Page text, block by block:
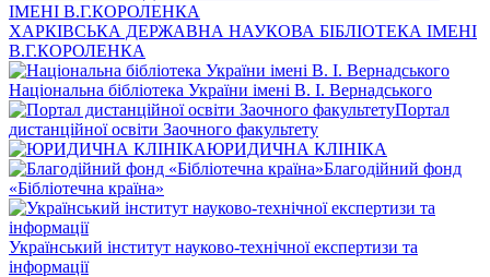
ХАРКІВСЬКА ДЕРЖАВНА НАУКОВА БІБЛІОТЕКА ІМЕНІ
В.Г.КОРОЛЕНКА
Національна бібліотека України імені В. І. Вернадського
Портал
дистанційної освіти Заочного факультету
ЮРИДИЧНА КЛІНІКА
Благодійний фонд
«Бібліотечна країна»
Український інститут науково-технічної експертизи та
інформації